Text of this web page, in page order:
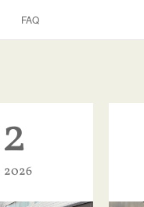
FAQ
2026